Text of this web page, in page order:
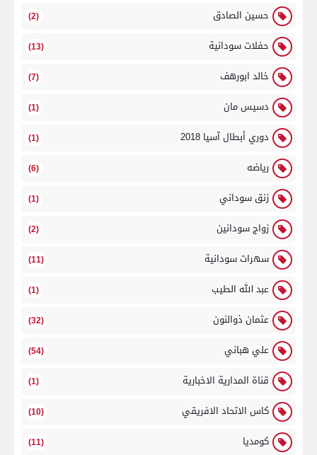
حسين الصادق (2)
حفلات سودانية (13)
خالد ابورهف (7)
دسيس مان (1)
دوري أبطال آسيا 2018 (1)
رياضه (6)
زنق سوداني (1)
زواج سودانين (2)
سهرات سودانية (11)
عبد الله الطيب (1)
عثمان ذوالنون (32)
علي هباني (54)
قناة المدارية الاخبارية (1)
كاس الاتحاد الافريقي (10)
كومديا (11)